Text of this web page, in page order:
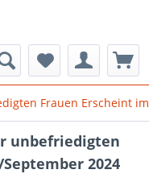
Frauen Erscheint
unbefriedigten
2024